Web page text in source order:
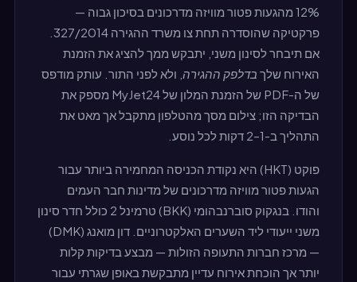
12% מהגעות פטור מוויזה מדרכונים בסיכון גבוה —
פרקטיקה שהוסדרה תחת צו משרד ההגירה 327/2014.
אם תיבחר לסינון משני, יתבקש ממך להציג את הזמנת
האירוח שלך בדלפק ההגירה, ולא לפני התור. עותק מודפס
של ה-PDF של הזמנת המלון של MyJet24 מספק את
הבדיקה הזו; צילום מסך מהטלפון מתקבל אך מאט את
התהליך ב-1–2 דקות לכל נוסע.
פוקט (HKT) היא נקודת הכניסה המחמירה ביותר עבור
הגעות פטור מוויזה מדרכונים של מדינות חבר העמים
והודו. בנגקוק סוברנבהומי (BKK) טרמינל 2 כולל חדר סינון
משני ייעודי ליד השערים האלקטרוניים. דון מואנג (DMK)
— מרכז חברות התעופה הזולות — מבצע בדיקות קלות
יותר אך הוכחת אירוח עדיין מתבקשת באופן שגרתי עבור